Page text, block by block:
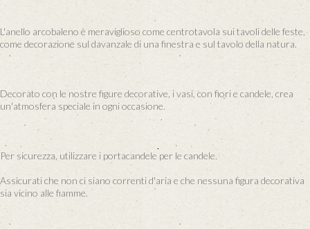
L'anello arcobaleno è meraviglioso come centrotavola sui tavoli delle feste,
come decorazione sul davanzale di una finestra e sul tavolo della natura.
Decorato con le nostre figure decorative, i vasi, con fiori e candele, crea
un'atmosfera speciale in ogni occasione.
Per sicurezza, utilizzare i portacandele per le candele.
Assicurati che non ci siano correnti d'aria e che nessuna figura decorativa
sia vicino alle fiamme.